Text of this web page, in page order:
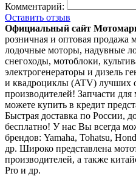
Комментарий:
Оставить отзыв
Официальный сайт
розничная и оптовая продажа
лодочные моторы, надувные
снегоходы, мотоблоки,
электрогенераторы и дизель
и квадроциклы (ATV) лучших
производителей! Запчасти
можете купить в кредит
Быстрая доставка по России,
бесплатно! У нас Вы всегда
брендов: Yamaha, Tohatsu,
др. Широко представлена
производителей, а также
Pro и др.